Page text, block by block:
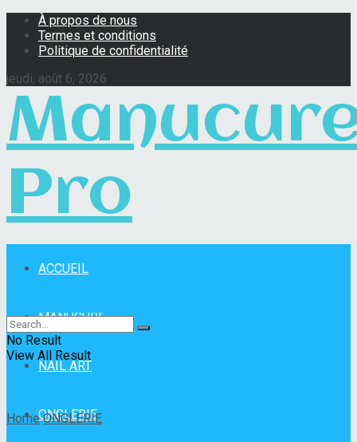
À propos de nous
Termes et conditions
Politique de confidentialité
jeudi, août 6, 2026
Pro
ACCUEIL
MANUCURE
NAIL ART
ONGLERIE
No Result
View All Result
Home ONGLERIE